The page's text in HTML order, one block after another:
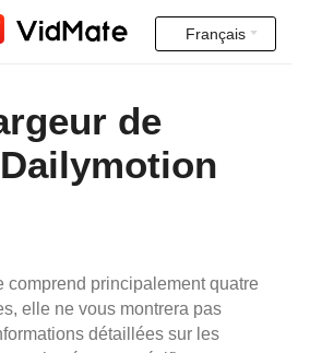
Français
English
Français
Italiano
de
comprend principalement quatre
elle ne vous montrera pas
détaillées sur les